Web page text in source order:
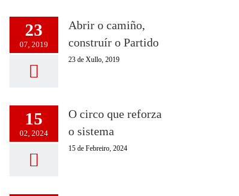
23
07, 2019
Abrir o camiño,
construír o Partido
23 de Xullo, 2019
15
02, 2024
O circo que reforza
o sistema
15 de Febreiro, 2024